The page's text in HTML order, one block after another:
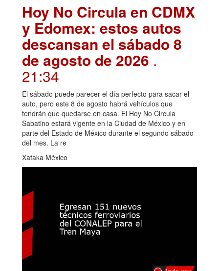
Hoy No Circula en CDMX
y Edomex: estos autos
descansan el sábado 8
de agosto de 2026 .
21:34
El sábado puede parecer el día perfecto para sacar el
auto, pero este 8 de agosto habrá vehículos que
tendrán que quedarse en casa. El Hoy No Circula
Sabatino estará vigente en la Ciudad de México y en
parte del Estado de México durante el segundo sábado
del mes. La re
Xataka México